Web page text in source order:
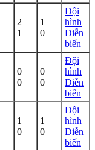
2
1
1
0
Đội
hình
Diễn
biến
0
0
0
0
Đội
hình
Diễn
biến
1
0
1
0
Đội
hình
Diễn
biến